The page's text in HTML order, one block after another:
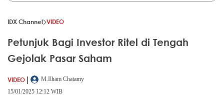
IDX Channel VIDEO
Petunjuk Bagi Investor Ritel di Tengah
Gejolak Pasar Saham
VIDEO |
M.Ilham Chatamy
15/01/2025 12:12 WIB